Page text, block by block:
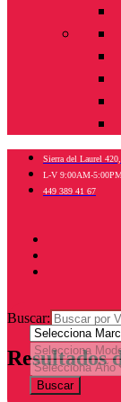
Sierra del Laurel
L-V 9:00AM-
449 389 41 67
Buscar:
Resultados
Buscar